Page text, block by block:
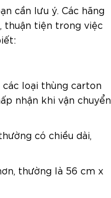
cần lưu ý. Các hãng
thuận tiện trong việc
loại thùng carton
nhận khi vận chuyển
có chiều dài,
thường là 56 cm x